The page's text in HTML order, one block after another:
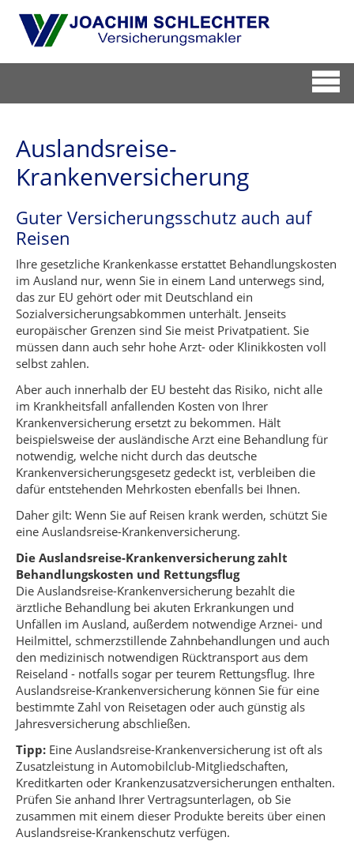
Auslandsreise-
Krankenversicherung
Guter Versicherungsschutz auch auf
Reisen
Ihre gesetzliche Krankenkasse erstattet Behandlungskosten
im Ausland nur, wenn Sie in einem Land unterwegs sind,
das zur EU gehört oder mit Deutschland ein
Sozialversicherungsabkommen unterhält. Jenseits
europäischer Grenzen sind Sie meist Privatpatient. Sie
müssen dann auch sehr hohe Arzt- oder Klinikkosten voll
selbst zahlen.
Aber auch innerhalb der EU besteht das Risiko, nicht alle
im Krankheitsfall anfallenden Kosten von Ihrer
Krankenversicherung ersetzt zu bekommen. Hält
beispielsweise der ausländische Arzt eine Behandlung für
notwendig, welche nicht durch das deutsche
Krankenversicherungsgesetz gedeckt ist, verbleiben die
dafür entstehenden Mehrkosten ebenfalls bei Ihnen.
Daher gilt: Wenn Sie auf Reisen krank werden, schützt Sie
eine Auslandsreise-Krankenversicherung.
Die Auslandsreise-Krankenversicherung zahlt
Behandlungskosten und Rettungsflug
Die Auslandsreise-Krankenversicherung bezahlt die
ärztliche Behandlung bei akuten Erkrankungen und
Unfällen im Ausland, außerdem notwendige Arznei- und
Heilmittel, schmerzstillende Zahnbehandlungen und auch
den medizinisch notwendigen Rücktransport aus dem
Reiseland - notfalls sogar per teurem Rettungsflug. Ihre
Auslandsreise-Krankenversicherung können Sie für eine
bestimmte Zahl von Reisetagen oder auch günstig als
Jahresversicherung abschließen.
Tipp: Eine Auslandsreise-Krankenversicherung ist oft als
Zusatzleistung in Automobilclub-Mitgliedschaften,
Kreditkarten oder Krankenzusatzversicherungen enthalten.
Prüfen Sie anhand Ihrer Vertragsunterlagen, ob Sie
zusammen mit einem dieser Produkte bereits über einen
Auslandsreise-Krankenschutz verfügen.